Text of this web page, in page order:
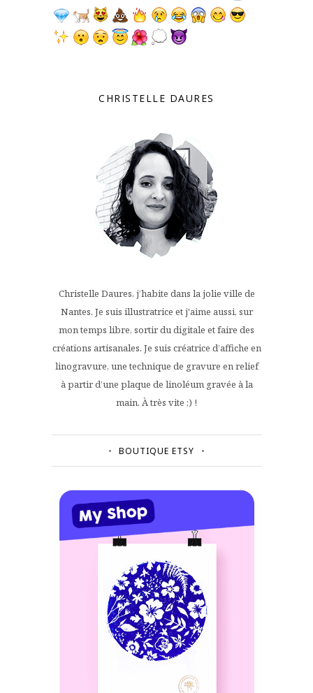
CHRISTELLE DAURES
Christelle Daures, j’habite dans la jolie ville de
Nantes. Je suis illustratrice et j'aime aussi, sur
mon temps libre, sortir du digitale et faire des
créations artisanales. Je suis créatrice d’affiche en
linogravure, une technique de gravure en relief
à partir d’une plaque de linoléum gravée à la
main. À très vite ;) !
BOUTIQUE ETSY